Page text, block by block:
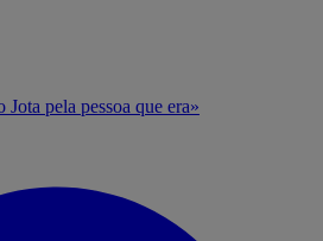
pela pessoa que era»